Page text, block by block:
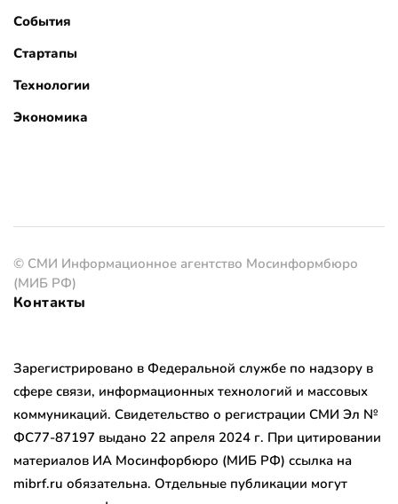
События
Стартапы
Технологии
Экономика
© СМИ Информационное агентство Мосинформбюро
(МИБ РФ)
Контакты
Зарегистрировано в Федеральной службе по надзору в
сфере связи, информационных технологий и массовых
коммуникаций. Свидетельство о регистрации СМИ Эл №
ФС77-87197 выдано 22 апреля 2024 г. При цитировании
материалов ИА Мосинфорбюро (МИБ РФ) ссылка на
mibrf.ru обязательна. Отдельные публикации могут